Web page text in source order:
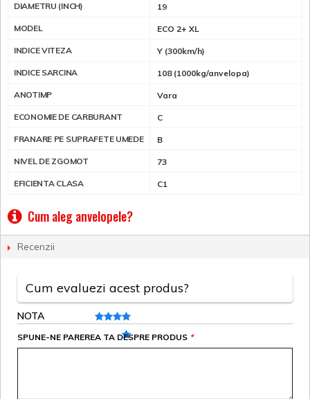
DIAMETRU (INCH) 19
MODEL ECO 2+ XL
INDICE VITEZA Y (300km/h)
INDICE SARCINA 108 (1000kg/anvelopa)
ANOTIMP Vara
ECONOMIE DE CARBURANT C
FRANARE PE SUPRAFETE UMEDE B
NIVEL DE ZGOMOT 73
EFICIENTA CLASA C1
Cum aleg anvelopele?
Recenzii
Cum evaluezi acest produs?
NOTA
*
SPUNE-NE PAREREA TA DESPRE PRODUS